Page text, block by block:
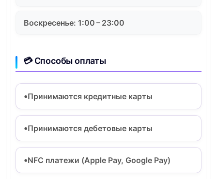
Воскресенье: 1:00 – 23:00
💳 Способы оплаты
Принимаются кредитные карты
Принимаются дебетовые карты
NFC платежи (Apple Pay, Google Pay)